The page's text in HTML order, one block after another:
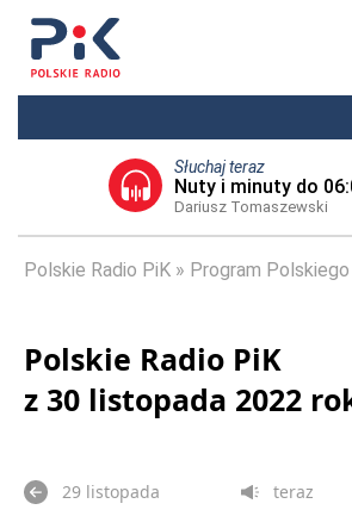
Słuchaj teraz
Nuty i minuty do
Dariusz Tomaszewski
Polskie Radio PiK Program Polskiego
Polskie Radio PiK
z 30 listopada 2022
29 listopada teraz